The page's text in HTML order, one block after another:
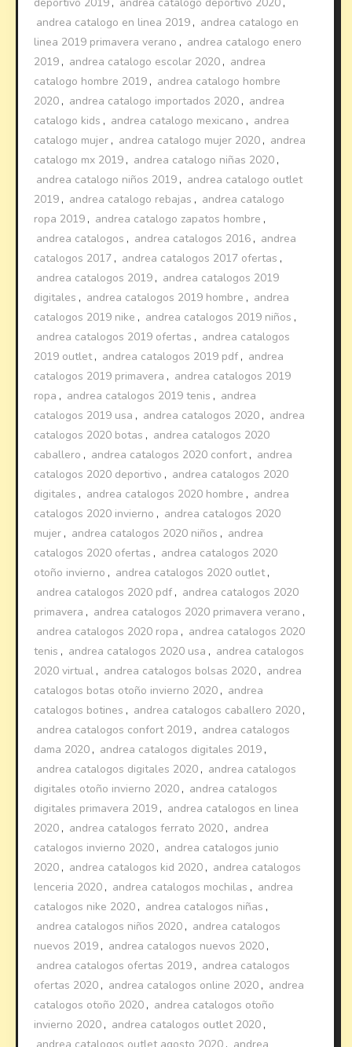
andrea catalogo en linea 2019 , andrea catalogo en
linea 2019 primavera verano , andrea catalogo enero
2019 , andrea catalogo escolar 2020 , andrea
catalogo hombre 2019 , andrea catalogo hombre
2020 , andrea catalogo importados 2020 , andrea
catalogo kids , andrea catalogo mexicano , andrea
catalogo mujer , andrea catalogo mujer 2020 , andrea
catalogo mx 2019 , andrea catalogo niñas 2020 ,
andrea catalogo niños 2019 , andrea catalogo outlet
2019 , andrea catalogo rebajas , andrea catalogo
ropa 2019 , andrea catalogo zapatos hombre ,
andrea catalogos , andrea catalogos 2016 , andrea
catalogos 2017 , andrea catalogos 2017 ofertas ,
andrea catalogos 2019 , andrea catalogos 2019
digitales , andrea catalogos 2019 hombre , andrea
catalogos 2019 nike , andrea catalogos 2019 niños ,
andrea catalogos 2019 ofertas , andrea catalogos
2019 outlet, andrea catalogos 2019 pdf , andrea
catalogos 2019 primavera , andrea catalogos 2019
ropa , andrea catalogos 2019 tenis , andrea
catalogos 2019 usa , andrea catalogos 2020 , andrea
catalogos 2020 botas , andrea catalogos 2020
caballero , andrea catalogos 2020 confort, andrea
catalogos 2020 deportivo , andrea catalogos 2020
digitales , andrea catalogos 2020 hombre , andrea
catalogos 2020 invierno , andrea catalogos 2020
mujer , andrea catalogos 2020 niños , andrea
catalogos 2020 ofertas , andrea catalogos 2020
otoño invierno , andrea catalogos 2020 outlet,
andrea catalogos 2020 pdf , andrea catalogos 2020
primavera , andrea catalogos 2020 primavera verano ,
andrea catalogos 2020 ropa , andrea catalogos 2020
tenis , andrea catalogos 2020 usa , andrea catalogos
2020 virtual , andrea catalogos bolsas 2020 , andrea
catalogos botas otoño invierno 2020 , andrea
catalogos botines , andrea catalogos caballero 2020 ,
andrea catalogos confort 2019 , andrea catalogos
dama 2020 , andrea catalogos digitales 2019 ,
andrea catalogos digitales 2020 , andrea catalogos
digitales otoño invierno 2020 , andrea catalogos
digitales primavera 2019 , andrea catalogos en linea
2020 , andrea catalogos ferrato 2020 , andrea
catalogos invierno 2020 , andrea catalogos junio
2020 , andrea catalogos kid 2020 , andrea catalogos
lenceria 2020 , andrea catalogos mochilas , andrea
catalogos nike 2020 , andrea catalogos niñas ,
andrea catalogos niños 2020 , andrea catalogos
nuevos 2019 , andrea catalogos nuevos 2020 ,
andrea catalogos ofertas 2019 , andrea catalogos
ofertas 2020 , andrea catalogos online 2020 , andrea
catalogos otoño 2020 , andrea catalogos otoño
invierno 2020 , andrea catalogos outlet 2020 ,